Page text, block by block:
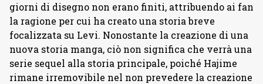
giorni di disegno non erano finiti, attribuendo ai fan
la ragione per cui ha creato una storia breve
focalizzata su Levi. Nonostante la creazione di una
nuova storia manga, ciò non significa che verrà una
serie sequel alla storia principale, poiché Hajime
rimane irremovibile nel non prevedere la creazione